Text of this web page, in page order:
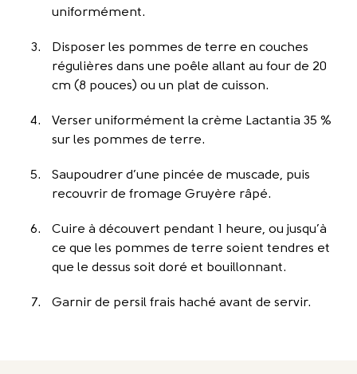
uniformément.
Disposer les pommes de terre en couches
régulières dans une poêle allant au four de 20
cm (8 pouces) ou un plat de cuisson.
Verser uniformément la crème Lactantia 35 %
sur les pommes de terre.
Saupoudrer d’une pincée de muscade, puis
recouvrir de fromage Gruyère râpé.
Cuire à découvert pendant 1 heure, ou jusqu’à
ce que les pommes de terre soient tendres et
que le dessus soit doré et bouillonnant.
Garnir de persil frais haché avant de servir.